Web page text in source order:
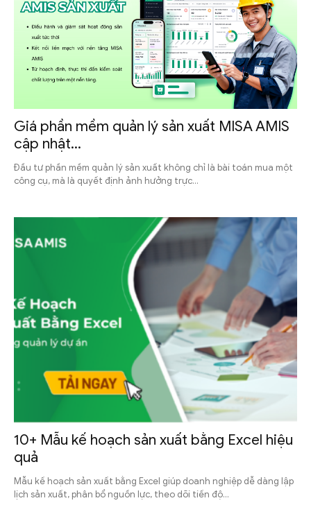
Giá phần mềm quản lý sản xuất MISA AMIS
cập nhật...
Đầu tư phần mềm quản lý sản xuất không chỉ là bài toán mua một
công cụ, mà là quyết định ảnh hưởng trực...
10+ Mẫu kế hoạch sản xuất bằng Excel hiệu
quả
Mẫu kế hoạch sản xuất bằng Excel giúp doanh nghiệp dễ dàng lập
lịch sản xuất, phân bổ nguồn lực, theo dõi tiến độ...